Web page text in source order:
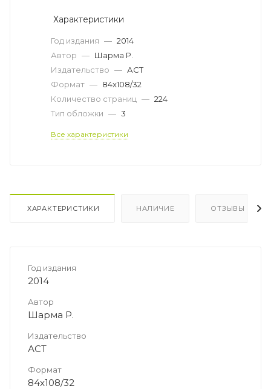
Характеристики
Год издания — 2014
Автор — Шарма Р.
Издательство — АСТ
Формат — 84x108/32
Количество страниц — 224
Тип обложки — 3
Все характеристики
ХАРАКТЕРИСТИКИ НАЛИЧИЕ ОТЗЫВЫ
Год издания
2014
Автор
Шарма Р.
Издательство
АСТ
Формат
84x108/32